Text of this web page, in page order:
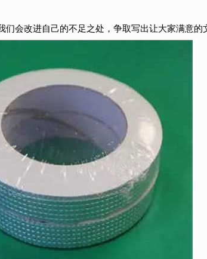
会改进自己的不足之处，争取写出让大家满意的